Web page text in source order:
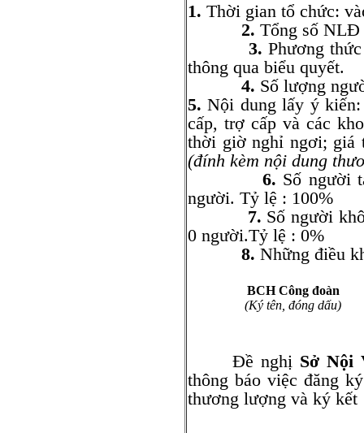
1. Thời gian tổ chức:
2. Tổng số
3. Phương
thông qua biểu quyết.
4. Số lượng
5. Nội dung lấy ý
cấp, trợ cấp và các
thời giờ nghỉ ngơi; giá
(đính kèm nội dung
6. Số người
người. Tỷ lệ : 100%
7. Số người
0 người.Tỷ lệ : 0%
8. Những điều
BCH Công đoàn
(Ký tên, đóng dấu)
Đề nghị Sở Nội
thông báo việc đăng
thương lượng và ký kết